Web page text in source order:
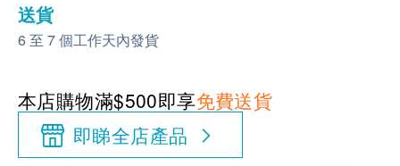
送貨
6 至 7 個工作天內發貨
本店購物滿$500即享免費送貨
即睇全店產品